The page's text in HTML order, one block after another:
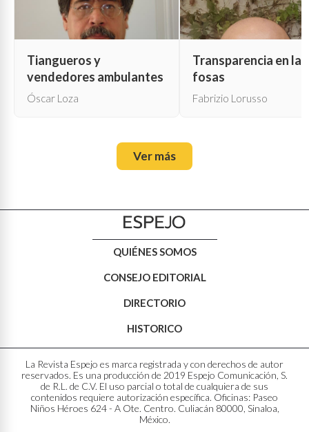
Tiangueros y
vendedores ambulantes
Óscar Loza
Transparencia en las
fosas
Fabrizio Lorusso
Ver más
QUIÉNES SOMOS
CONSEJO EDITORIAL
DIRECTORIO
HISTORICO
La Revista Espejo es marca registrada y con derechos de autor
reservados. Es una producción de 2019 Espejo Comunicación, S.
de R.L. de C.V. El uso parcial o total de cualquiera de sus
contenidos requiere autorización específica. Oficinas: Paseo
Niños Héroes 624 - A Ote. Centro. Culiacán 80000, Sinaloa,
México.